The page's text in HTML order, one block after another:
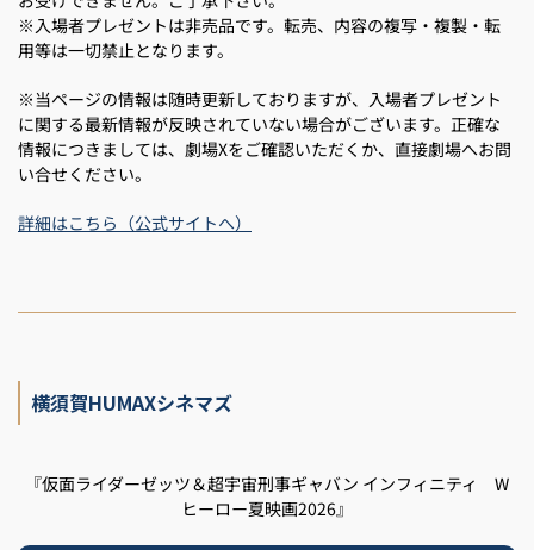
※入場者プレゼントは非売品です。転売、内容の複写・複製・転
用等は一切禁止となります。
※当ページの情報は随時更新しておりますが、入場者プレゼント
に関する最新情報が反映されていない場合がございます。正確な
情報につきましては、劇場Xをご確認いただくか、直接劇場へお問
い合せください。
詳細はこちら（公式サイトへ）
横須賀HUMAXシネマズ
『仮面ライダーゼッツ＆超宇宙刑事ギャバン インフィニティ W
ヒーロー夏映画2026』